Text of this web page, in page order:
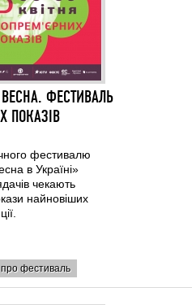
ФЕСТИВАЛЬ
ПОКАЗIВ
фестивалю
в Україні»
чекають
найновіших
фестиваль